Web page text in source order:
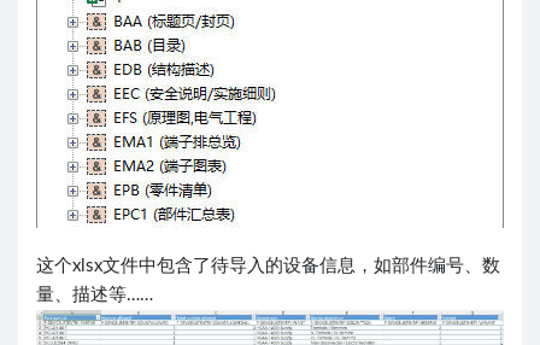
这个xlsx文件中包含了待导入的设备信息，如部件编号、数
量、描述等……